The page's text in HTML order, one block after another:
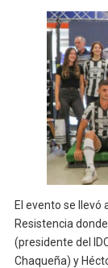
El evento se llevó
Resistencia
(presidente del
Chaqueña) y